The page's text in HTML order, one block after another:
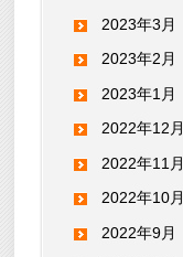
2023年3月
2023年2月
2023年1月
2022年12月
2022年11月
2022年10月
2022年9月